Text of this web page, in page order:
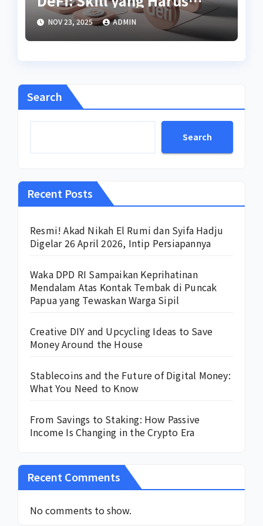
Dipelajari Tahun Ini
NOV 23, 2025 ADMIN
Search
Search
Recent Posts
Resmi! Akad Nikah El Rumi dan Syifa Hadju
Digelar 26 April 2026, Intip Persiapannya
Waka DPD RI Sampaikan Keprihatinan
Mendalam Atas Kontak Tembak di Puncak
Papua yang Tewaskan Warga Sipil
Creative DIY and Upcycling Ideas to Save
Money Around the House
Stablecoins and the Future of Digital Money:
What You Need to Know
From Savings to Staking: How Passive
Income Is Changing in the Crypto Era
Recent Comments
No comments to show.